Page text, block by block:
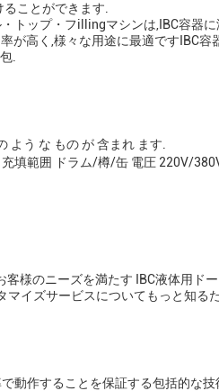
ことができます.
トップ・フillingマシンは,IBC容器
が高く,様々な用途に最適ですIBC
.
よう な もの が 含まれ ます.
填範囲 ドラム/樽/缶 電圧 220V/
様のニーズを満たす IBC液体用ド
イズサービスについてもっと知る
動作することを保証する包括的な